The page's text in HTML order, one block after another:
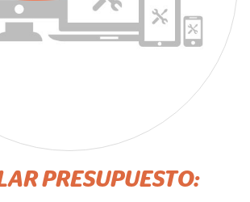
PRESUPUESTO: